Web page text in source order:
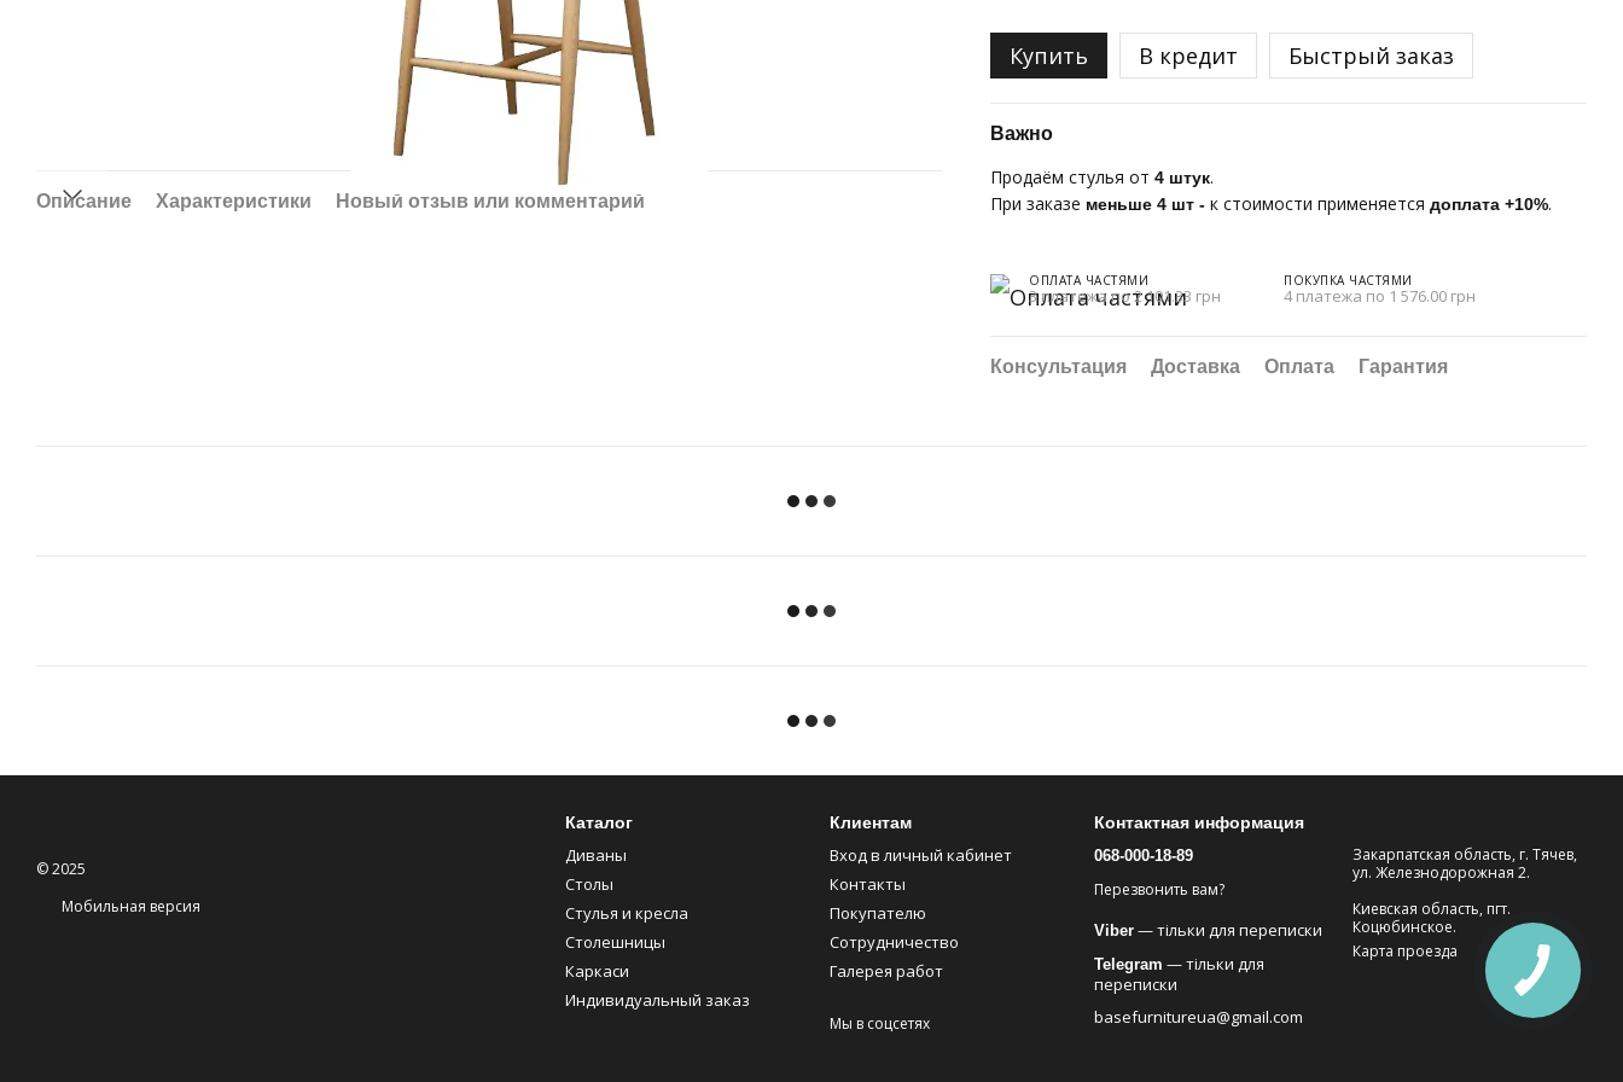
Описание Характеристики Новый отзыв или комментарий
Купить В кредит Быстрый заказ
Важно
Продаём стулья от4 штук.
При заказе меньше 4 шт- к стоимости применяетсядоплата +10%.
ОПЛАТА ЧАСТЯМИ
3 платежа по 2 101.33 грн
ПОКУПКА ЧАСТЯМИ
4 платежа по 1 576.00 грн
Консультация Доставка Оплата Гарантия
© 2025
Мобильная версия
Каталог
Диваны
Столы
Стулья и кресла
Столешницы
Каркаси
Индивидуальный заказ
Клиентам
Вход в личный кабинет
Контакты
Покупателю
Сотрудничество
Галерея работ
Мы в соцсетях
Контактная информация
068-000-18-89
Перезвонить вам?
Viber — тільки для переписки
Telegram — тільки для
переписки
basefurnitureua@gmail.com
Закарпатская область, г. Тячев,
ул. Железнодорожная 2.
Киевская область, пгт.
Коцюбинское.
Карта проезда